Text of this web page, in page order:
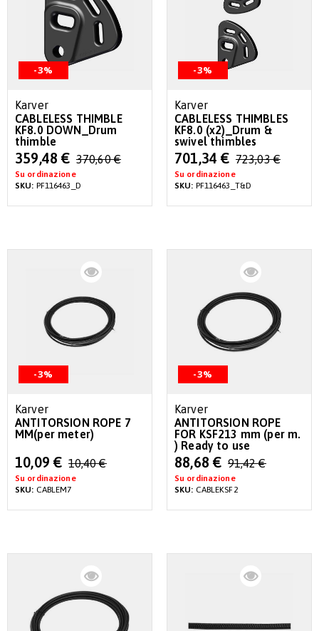
-3%
Karver
CABLELESS THIMBLE
KF8.0 DOWN_Drum
thimble
Special
Price
359,48 € 370,60 €
Su ordinazione
SKU: PF116463_D
-3%
Karver
CABLELESS THIMBLES
KF8.0 (x2)_Drum &
swivel thimbles
Special
Price
701,34 € 723,03 €
Su ordinazione
SKU: PF116463_T&D
-3%
Karver
ANTITORSION ROPE 7
MM(per meter)
Special
Price
10,09 € 10,40 €
Su ordinazione
SKU: CABLEM7
-3%
Karver
ANTITORSION ROPE
FOR KSF213 mm (per m.
) Ready to use
Special
Price
88,68 € 91,42 €
Su ordinazione
SKU: CABLEKSF2